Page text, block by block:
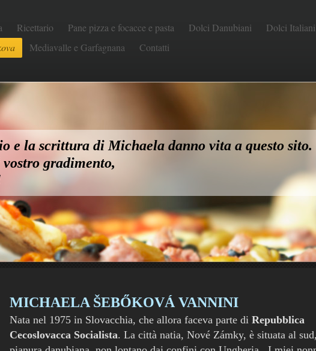
Ricettario Pane pizza e focacce e pasta Dolci Danubiani
Dolci Italiani
Mediavalle e Garfagnana Contatti
e la scrittura di Michaela danno vita a questo sito.
gradimento,
MICHAELA ŠEBŐKOVÁ VANNINI
Nata nel 1975 in Slovacchia, che allora faceva parte di Repubblica
Cecoslovacca Socialista. La città natia, Nové Zámky, è situata al